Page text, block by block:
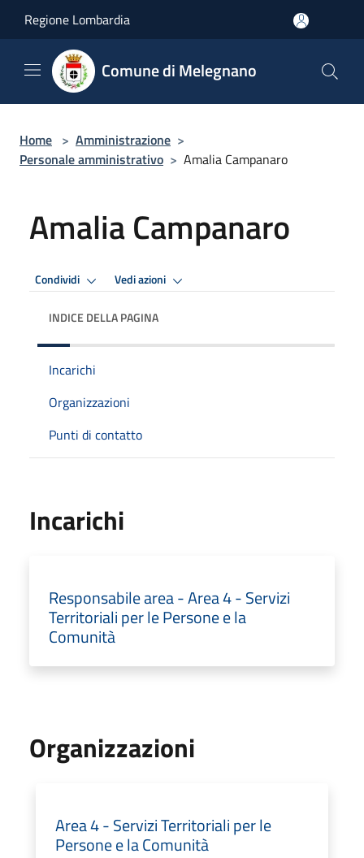
Regione Lombardia
Comune di Melegnano
Home > Amministrazione >
Personale amministrativo > Amalia Campanaro
Amalia Campanaro
Condividi Vedi azioni
INDICE DELLA PAGINA
Incarichi
Organizzazioni
Punti di contatto
Incarichi
Responsabile area - Area 4 - Servizi
Territoriali per le Persone e la
Comunità
Organizzazioni
Area 4 - Servizi Territoriali per le
Persone e la Comunità